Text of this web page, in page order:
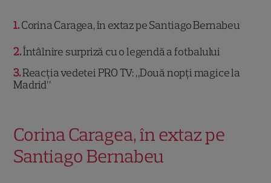
1 Corina Caragea, în extaz pe Santiago Bernabeu
2 Întâlnire surpriză cu o legendă a fotbalului
3 Reacția vedetei PRO TV: „Două nopți magice la
Madrid”
Corina Caragea, în extaz pe
Santiago Bernabeu